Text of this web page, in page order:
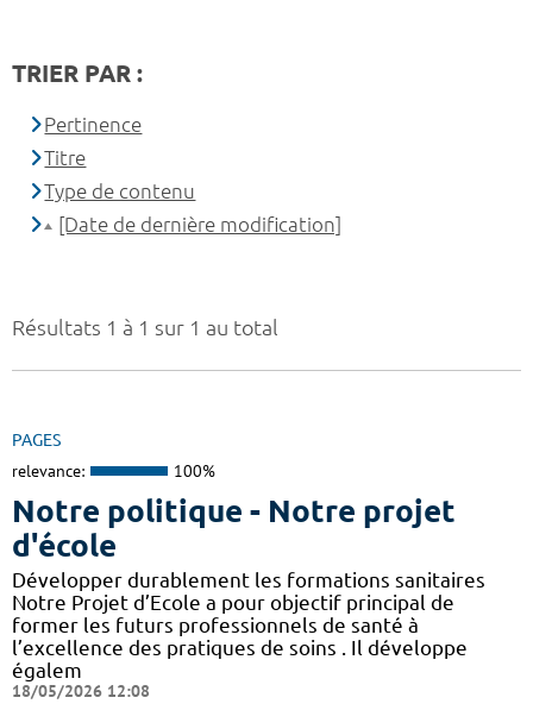
Résultats 1 à 1 sur 1 au total
PAGES
relevance: 100%
Notre politique - Notre projet
d'école
Développer durablement les formations sanitaires
Notre Projet d’Ecole a pour objectif principal de
former les futurs professionnels de santé à
l’excellence des pratiques de soins . Il développe
égalem
18/05/2026 12:08
TRIER PAR :
Pertinence
Titre
Type de contenu
[Date de dernière modification]